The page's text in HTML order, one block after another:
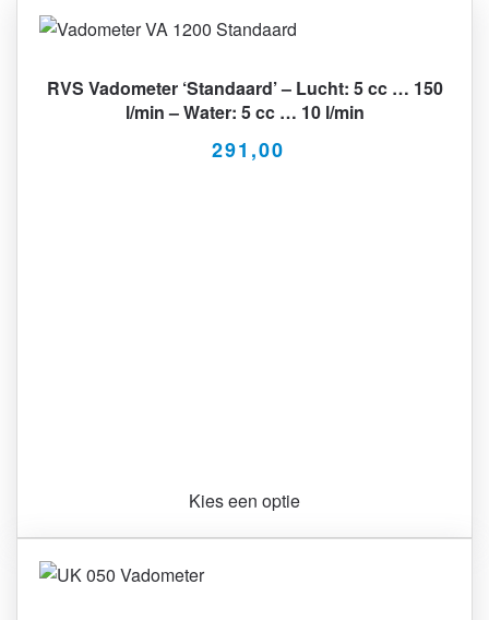
RVS Vadometer ‘Standaard’ – Lucht: 5 cc … 150
l/min – Water: 5 cc … 10 l/min
291,00
Kies een optie